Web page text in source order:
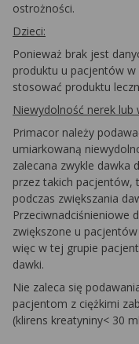
ostrożności.
Dzieci:
Ponieważ brak jest
produktu u pacjentów
stosować produktu
Niewydolność nerek lub
Primacor należy
umiarkowaną
zalecana zwykle dawka
przez takich pacjentów,
podczas zwiększania
Przeciwnadciśnieniowe
zwiększone u
więc w tej grupie
dawki.
Nie zaleca się
pacjentom z ciężkimi
(klirens kreatyniny< 30